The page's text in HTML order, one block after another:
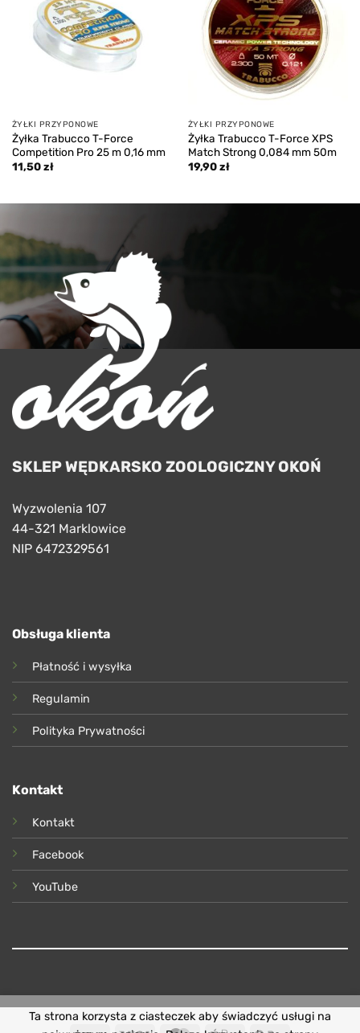
ŻYŁKI PRZYPONOWE
Żyłka Trabucco T-Force
Competition Pro 25 m 0,16 mm
11,50zł
wishlist
ŻYŁKI PRZYPONOWE
Żyłka Trabucco T-Force XPS
Match Strong 0,084 mm 50m
19,90zł
SKLEP WĘDKARSKO ZOOLOGICZNY OKOŃ
Wyzwolenia 107
44-321 Marklowice
NIP 6472329561
Obsługa klienta
Płatność i wysyłka
Regulamin
Polityka Prywatności
Kontakt
Kontakt
Facebook
YouTube
Ta strona korzysta z ciasteczek aby świadczyć usługi na